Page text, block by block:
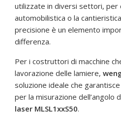
utilizzate in diversi settori, per
automobilistica o la
precisione è un elemento
differenza.
Per i costruttori di macchine
lavorazione delle lamiere,
soluzione ideale che
per la misurazione dell’angolo
laser MLSL1xxS50.